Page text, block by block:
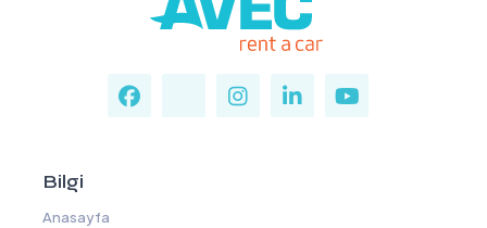
Bilgi
Anasayfa